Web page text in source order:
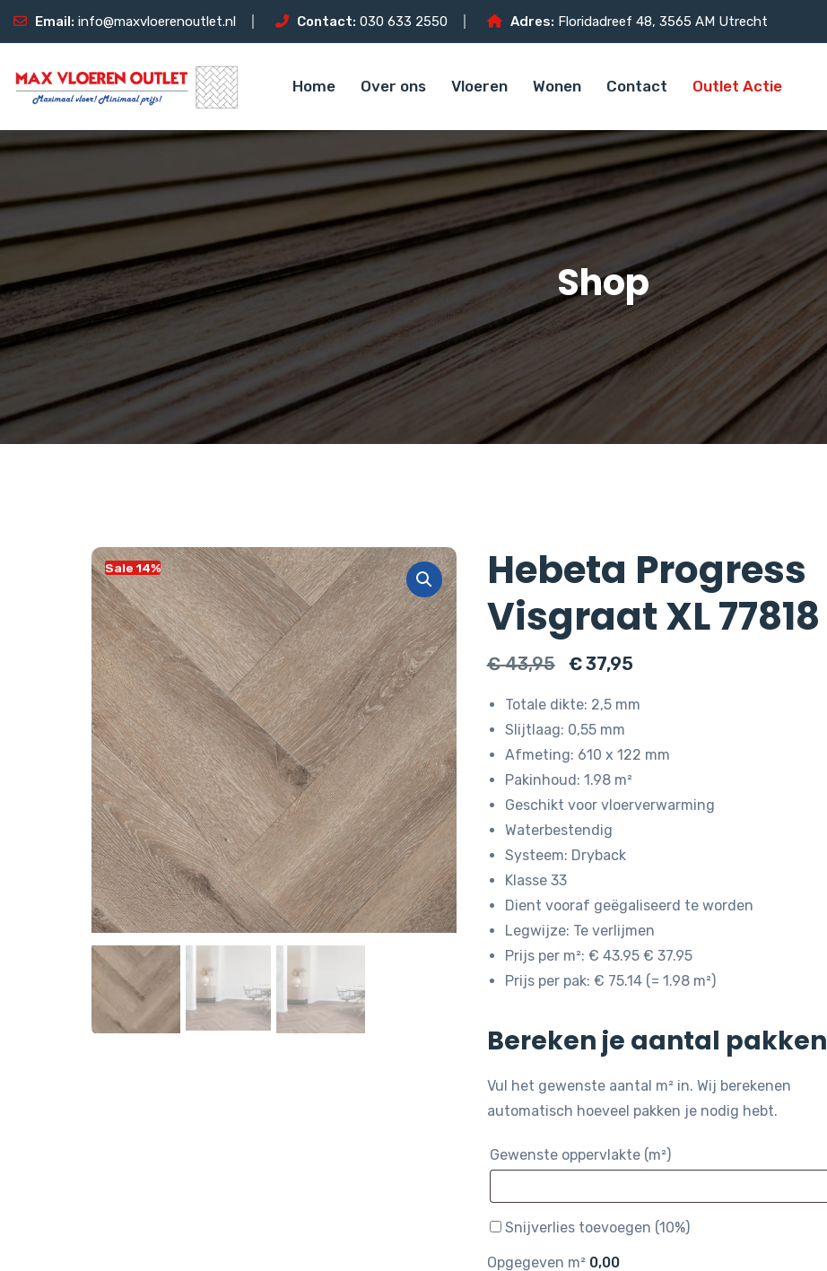
Email: info@maxvloerenoutlet.nl Contact: 030 633 2550 Adres: Floridadreef 48, 3565 AM Utrecht
Home Over ons Vloeren Wonen Contact Outlet Actie
Shop
Sale 14%
Hebeta Progress
Visgraat XL 77818
€43,95
Oorspronkelijke
was:
€ 43,95.
€37,95Huidige
€ 37,95.
Totale dikte: 2,5 mm
Slijtlaag: 0,55 mm
Afmeting: 610 x 122 mm
Pakinhoud: 1.98 m²
Geschikt voor vloerverwarming
Waterbestendig
Systeem: Dryback
Klasse 33
Dient vooraf geëgaliseerd te worden
Legwijze: Te verlijmen
Prijs per m²: € 43.95 € 37.95
Prijs per pak: € 75.14 (= 1.98 m²)
Bereken je aantal pakken
Vul het gewenste aantal m² in. Wij berekenen
automatisch hoeveel pakken je nodig hebt.
Gewenste oppervlakte (m²)
Snijverlies toevoegen (10%)
Opgegeven m² 0,00